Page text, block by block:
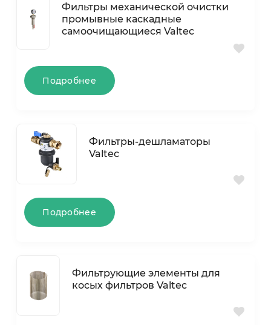
Фильтры механической очистки
промывные каскадные
самоочищающиеся Valtec
Подробнее
Фильтры-дешламаторы
Valtec
Подробнее
Фильтрующие элементы для
косых фильтров Valtec